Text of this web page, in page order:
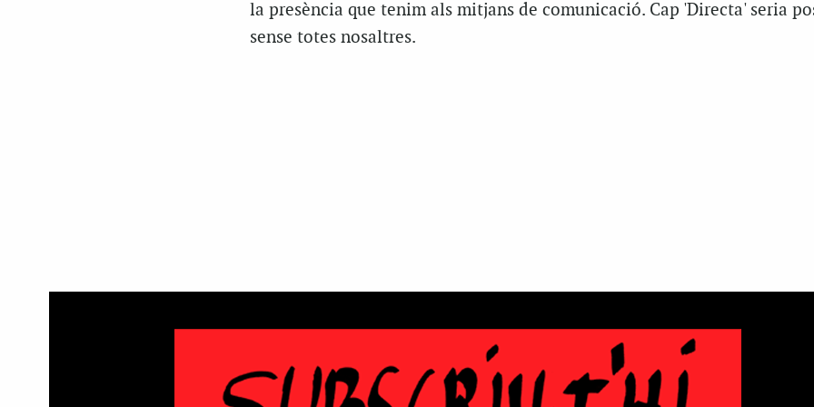
la presència que tenim als mitjans de comunicació. Cap 'Directa' seria
sense totes nosaltres.